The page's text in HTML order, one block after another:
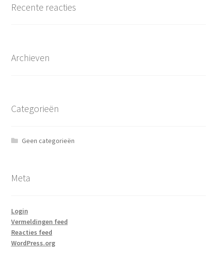
Recente reacties
Archieven
Categorieën
Geen categorieën
Meta
Login
Vermeldingen feed
Reacties feed
WordPress.org